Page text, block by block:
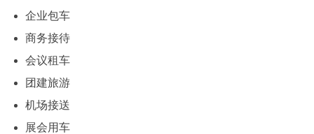
企业包车
商务接待
会议租车
团建旅游
机场接送
展会用车